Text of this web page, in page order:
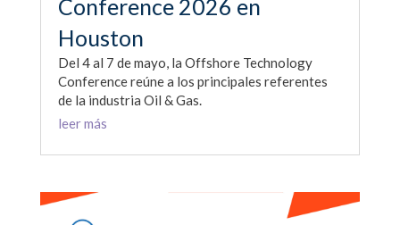
Conference 2026 en
Houston
Del 4 al 7 de mayo, la Offshore Technology
Conference reúne a los principales referentes
de la industria Oil & Gas.
leer más